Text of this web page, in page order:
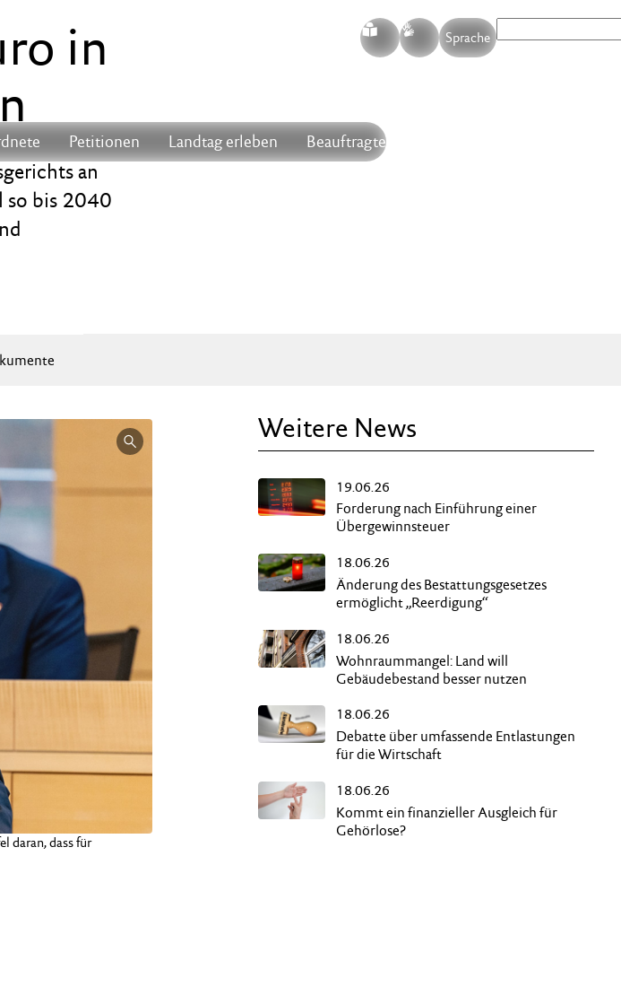
S G Sprache
Petitionen Landtag erleben Beauftragte
in
an
so bis 2040
daran, dass für
Weitere News
19.06.26
Forderung nach Einführung einer
Übergewinnsteuer
18.06.26
Änderung des Bestattungsgesetzes
ermöglicht „Reerdigung“
18.06.26
Wohnraummangel: Land will
Gebäudebestand besser nutzen
18.06.26
Debatte über umfassende Entlastungen
für die Wirtschaft
18.06.26
Kommt ein finanzieller Ausgleich für
Gehörlose?